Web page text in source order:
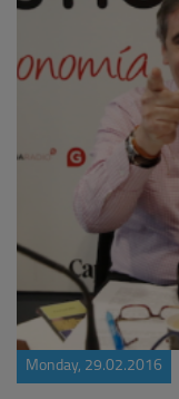
Monday, 29.02.2016